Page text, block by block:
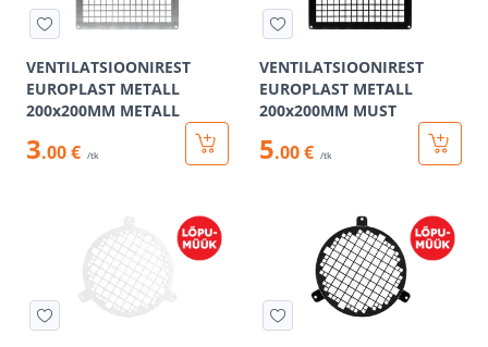
VENTILATSIOONIREST
EUROPLAST METALL
200x200MM METALL
3.00 € /tk
VENTILATSIOONIREST
EUROPLAST METALL
200x200MM MUST
5.00 € /tk